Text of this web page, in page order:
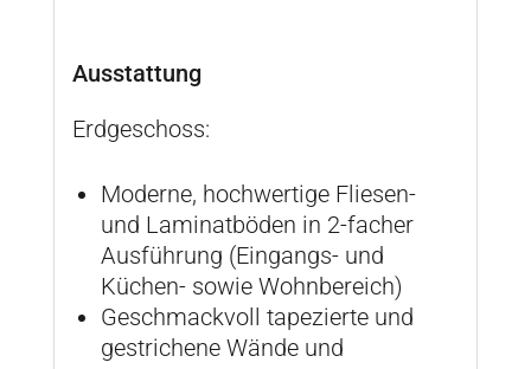
Ausstattung
Erdgeschoss:
Moderne, hochwertige Fliesen-
und Laminatböden in 2-facher
Ausführung (Eingangs- und
Küchen- sowie Wohnbereich)
Geschmackvoll tapezierte und
gestrichene Wände und